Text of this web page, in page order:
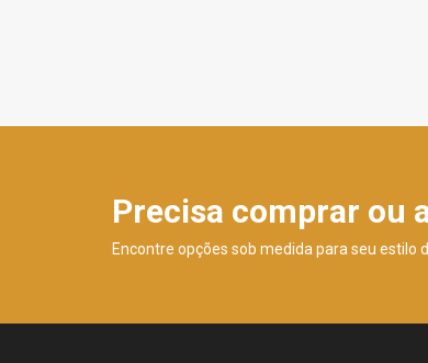
Precisa comprar ou
Encontre opções sob medida para seu estilo